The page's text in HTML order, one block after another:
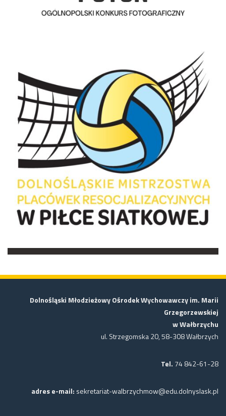
Dolnośląski Młodzieżowy Ośrodek Wychowawczy im. Marii
Grzegorzewskiej
w Wałbrzychu
ul. Strzegomska 20, 58-308 Wałbrzych
Tel. 74 842-61-28
adres e-mail: sekretariat-walbrzychmow@edu.dolnyslask.pl